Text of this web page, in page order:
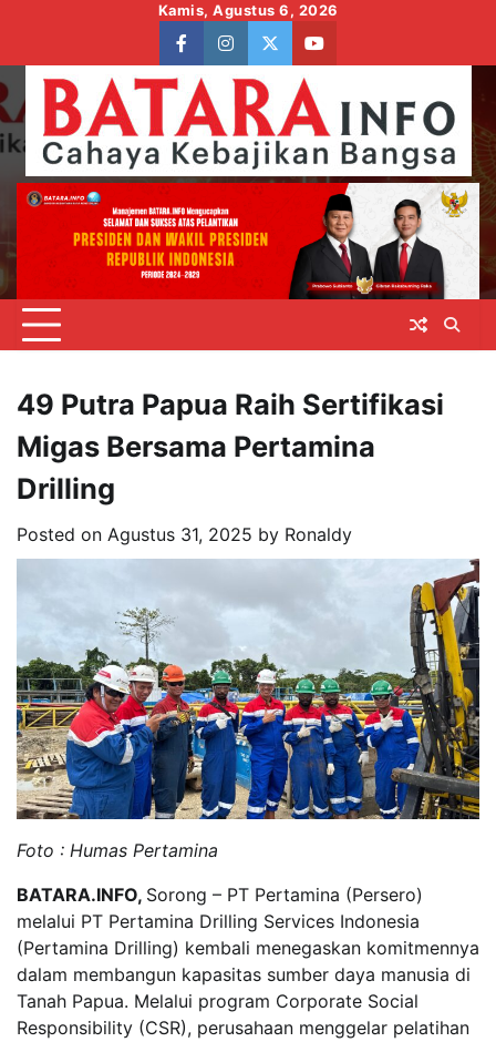
content
Kamis, Agustus 6, 2026
facebookinstagram
twitteryoutube
49 Putra Papua Raih Sertifikasi
Migas Bersama Pertamina
Drilling
Posted on Agustus 31, 2025 by Ronaldy
Foto : Humas Pertamina
BATARA.INFO, Sorong – PT Pertamina (Persero)
melalui PT Pertamina Drilling Services Indonesia
(Pertamina Drilling) kembali menegaskan komitmennya
dalam membangun kapasitas sumber daya manusia di
Tanah Papua. Melalui program Corporate Social
Responsibility (CSR), perusahaan menggelar pelatihan